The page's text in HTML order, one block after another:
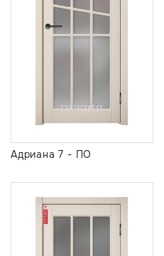
Адриана 7 - ПО